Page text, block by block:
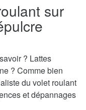
sur
? Lattes
? Comme bien
du volet roulant
et dépannages